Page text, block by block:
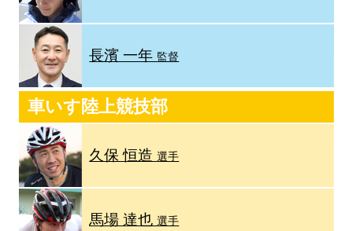
長濱 一年 監督
車いす陸上競技部
久保 恒造選手
馬場 達也選手